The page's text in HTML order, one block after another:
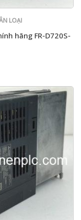
LOẠI
hãng FR-D720S-